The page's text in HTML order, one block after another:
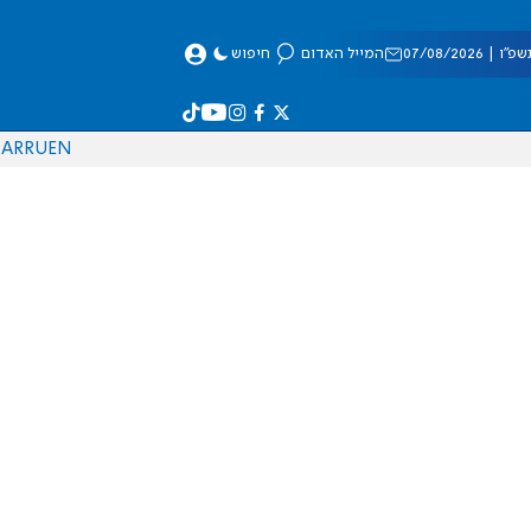
08/2026 המייל האדום חיפוש
EN
RU
AR